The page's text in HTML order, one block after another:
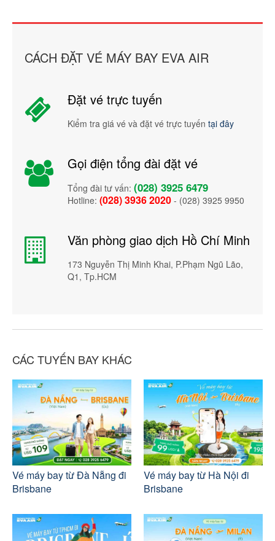
CÁCH ĐẶT VÉ MÁY BAY EVA AIR
Đặt vé trực tuyến
Kiểm tra giá vé và đặt vé trực tuyến tại đây
Gọi điện tổng đài đặt vé
Tổng đài tư vấn: (028) 3925 6479
Hotline: (028) 3936 2020 - (028) 3925 9950
Văn phòng giao dịch Hồ Chí Minh
173 Nguyễn Thị Minh Khai, P.Phạm Ngũ Lão,
Q1, Tp.HCM
CÁC TUYẾN BAY KHÁC
Vé máy bay từ Đà Nẵng đi
Brisbane
Vé máy bay từ Hà Nội đi
Brisbane